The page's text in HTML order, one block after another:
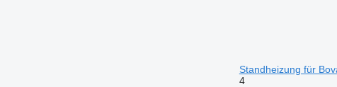
Standheizung für
4